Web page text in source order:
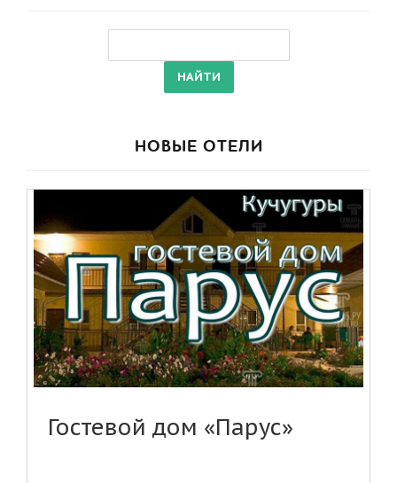
НОВЫЕ ОТЕЛИ
Гостевой дом «Парус»